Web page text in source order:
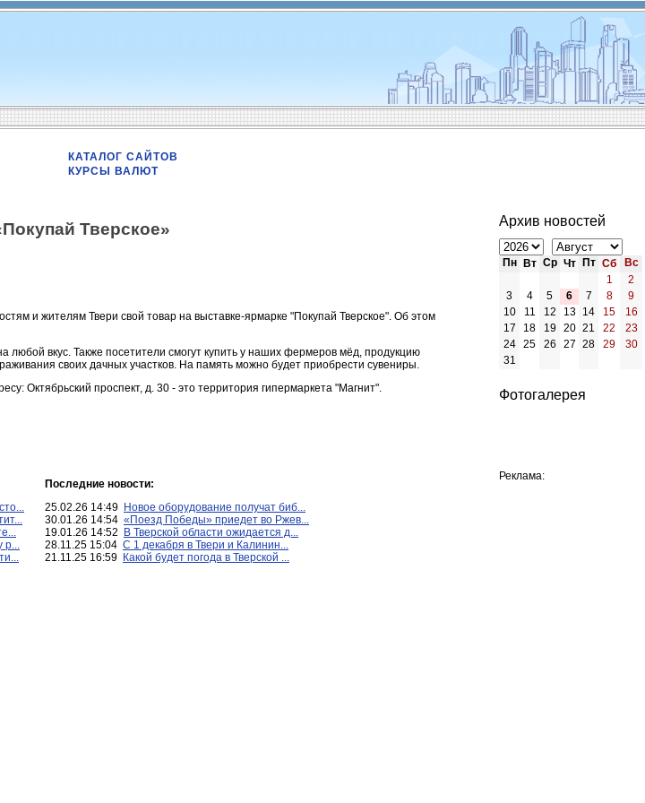
КАТАЛОГ САЙТОВ
КУРСЫ ВАЛЮТ
Тверское»
и жителям Твери свой товар на выставке-ярмарке "Покупай Тверское". Об этом
любой вкус. Также посетители смогут купить у наших фермеров мёд, продукцию
своих дачных участков. На память можно будет приобрести сувениры.
Октябрьский проспект, д. 30 - это территория гипермаркета "Магнит".
р...
Последние новости:
25.02.26 14:49 Новое оборудование получат биб...
30.01.26 14:54 «Поезд Победы» приедет во Ржев...
19.01.26 14:52
В Тверской области ожидается д...
28.11.25 15:04 С 1 декабря в Твери и Калинин...
21.11.25 16:59 Какой будет погода в Тверской ...
Архив новостей
Пн Вт Ср Чт Пт Сб
Вс
1
2
3
4 5 6 7 8
9
10
11 12 13 14 15
16
17
18 19 20 21 22
23
24
25 26 27 28 29
30
31
Фотогалерея
Реклама: